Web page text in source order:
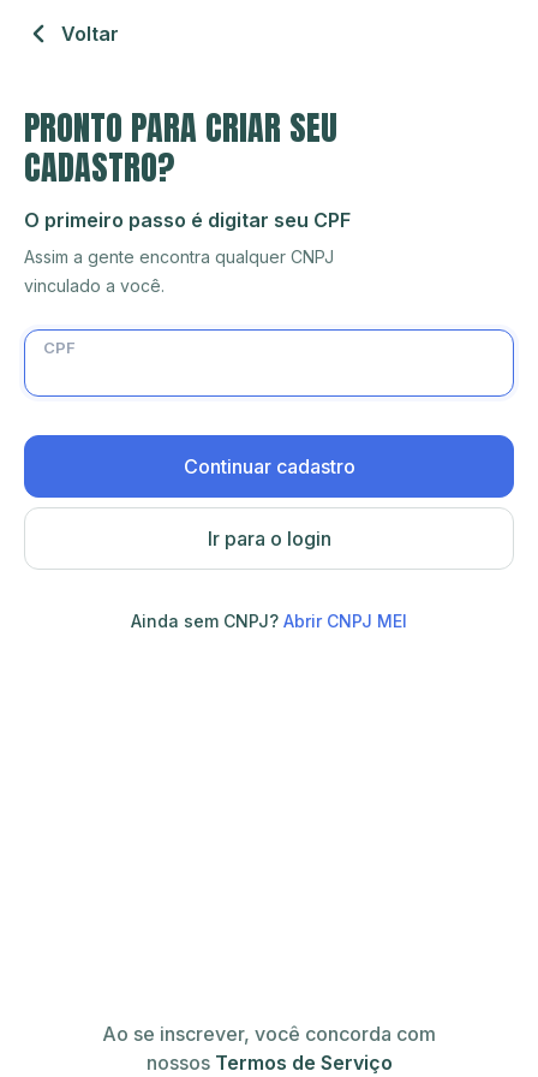
Voltar
PRONTO PARA CRIAR SEU
CADASTRO?
O primeiro passo é digitar seu CPF
Assim a gente encontra qualquer CNPJ
vinculado a você.
CPF
Continuar cadastro
Ir para o login
Ainda sem CNPJ? Abrir CNPJ MEI
Ao se inscrever, você concorda com
nossos Termos de Serviço